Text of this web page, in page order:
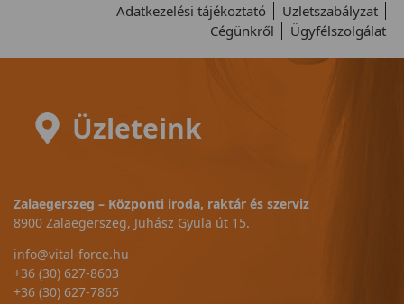
Adatkezelési tájékoztató
Üzletszabályzat
Cégünkről
Ügyfélszolgálat
Üzleteink
Zalaegerszeg – Központi iroda, raktár és szerviz
8900 Zalaegerszeg, Juhász Gyula út 15.
info@vital-force.hu
+36 (30) 627-8603
+36 (30) 627-7865